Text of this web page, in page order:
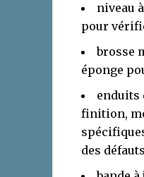
niveau
pour
brosse
éponge
enduits
finition,
des